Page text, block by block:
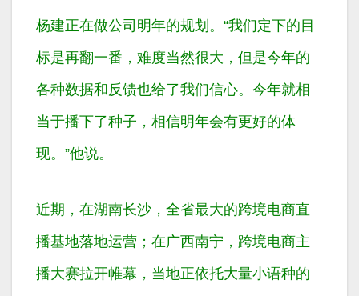
杨建正在做公司明年的规划。“我们定下的目
标是再翻一番，难度当然很大，但是今年的
各种数据和反馈也给了我们信心。今年就相
当于播下了种子，相信明年会有更好的体
现。”他说。
近期，在湖南长沙，全省最大的跨境电商直
播基地落地运营；在广西南宁，跨境电商主
播大赛拉开帷幕，当地正依托大量小语种的